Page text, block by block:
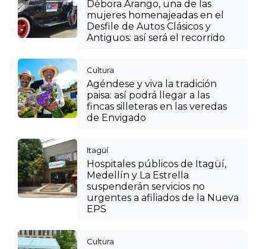
Débora Arango, una de las
mujeres homenajeadas en el
Desfile de Autos Clásicos y
Antiguos: así será el recorrido
Cultura
Agéndese y viva la tradición
paisa: así podrá llegar a las
fincas silleteras en las veredas
de Envigado
Itagüí
Hospitales públicos de Itagüí,
Medellín y La Estrella
suspenderán servicios no
urgentes a afiliados de la Nueva
EPS
Cultura